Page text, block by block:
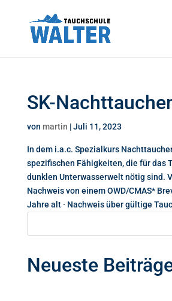
SK-
von martin |Juli 11, 2023
In dem i.a.c. Spezialkurs
spezifischen Fähigkeiten, die für das
dunklen Unterwasserwelt nötig sind.
Nachweis von einem OWD/CMAS*
Jahre alt · Nachweis über gültige
Neueste